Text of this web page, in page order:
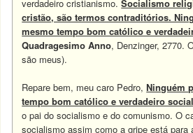
verdadeiro cristianismo.Socialismo
cristão, são termos contraditórios.
mesmo tempo bom católico e
Quadragesimo Anno, Denzinger, 2770.
são meus).
Repare bem, meu caro Pedro,Ninguém
tempo bom católico e verdadeiro
o pai do socialismo e do comunismo. O
socialismo assim como a gripe está para